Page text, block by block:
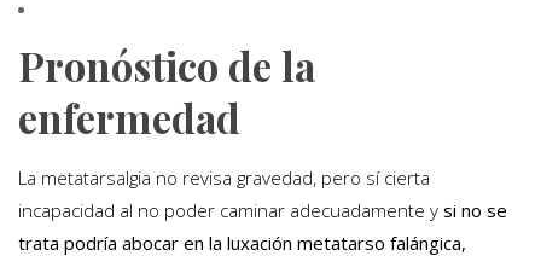
Pronóstico de la
enfermedad
La metatarsalgia no revisa gravedad, pero sí cierta
incapacidad al no poder caminar adecuadamente y si no se
trata podría abocar en la luxación metatarso falángica,